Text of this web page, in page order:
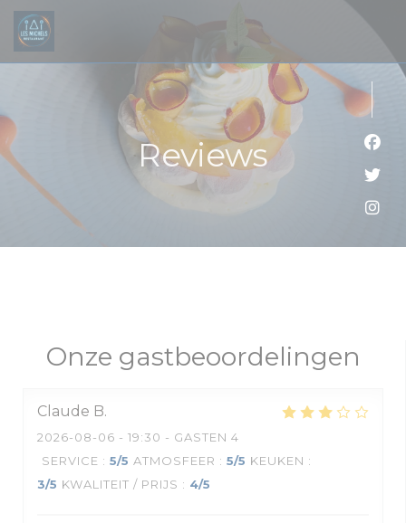
Cookies beheer paneel
Reviews
Onze gastbeoordelingen
Claude B
2026-08-06 - 19:30 - GASTEN 4
SERVICE : 5/5 ATMOSFEER : 5/5 KEUKEN :
3/5 KWALITEIT / PRIJS : 4/5